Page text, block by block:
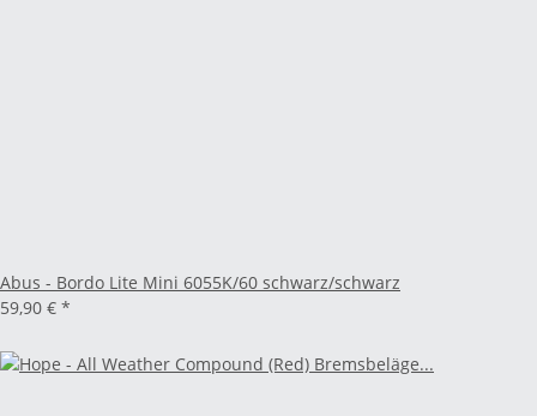
Abus - Bordo Lite Mini 6055K/60 schwarz/schwarz
59,90 € *